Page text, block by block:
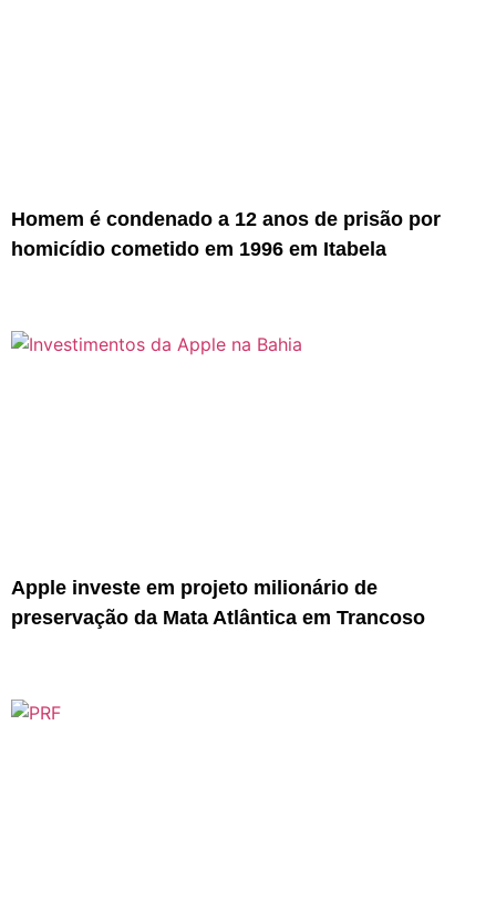
Homem é condenado a 12 anos de prisão por
homicídio cometido em 1996 em Itabela
Apple investe em projeto milionário de
preservação da Mata Atlântica em Trancoso